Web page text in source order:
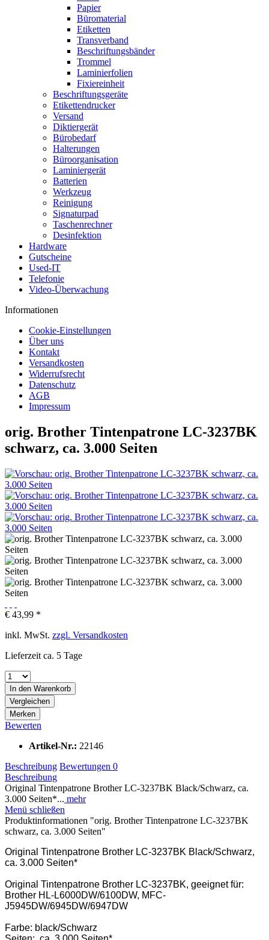
Papier
Büromaterial
Etiketten
Transverband
Beschriftungsbänder
Trommel
Laminierfolien
Fixiereinheit
Beschriftungsgeräte
Etikettendrucker
Versand
Diktiergerät
Bürobedarf
Halterungen
Büroorganisation
Laminiergerät
Batterien
Werkzeug
Reinigung
Signaturpad
Taschenrechner
Desinfektion
Hardware
Gutscheine
Used-IT
Telefonie
Video-Überwachung
Informationen
Cookie-Einstellungen
Über uns
Kontakt
Versandkosten
Widerrufsrecht
Datenschutz
AGB
Impressum
orig. Brother Tintenpatrone LC-3237BK
schwarz, ca. 3.000 Seiten
€ 43,99 *
inkl. MwSt. zzgl. Versandkosten
Lieferzeit ca. 5 Tage
In den Warenkorb
Vergleichen
Merken
Bewerten
Artikel-Nr.: 22146
Beschreibung Bewertungen 0
Beschreibung
Original Tintenpatrone Brother LC-3237BK Black/Schwarz, ca.
3.000 Seiten*... mehr
Menü schließen
Produktinformationen "orig. Brother Tintenpatrone LC-3237BK
schwarz, ca. 3.000 Seiten"
Original Tintenpatrone Brother LC-3237BK Black/Schwarz,
ca. 3.000 Seiten*
Original Tintenpatrone Brother LC-3237BK, geeignet für:
Brother HL-L6000DW/6100DW, MFC-
J5945DW/6945DW/6947DW
Farbe: black/Schwarz